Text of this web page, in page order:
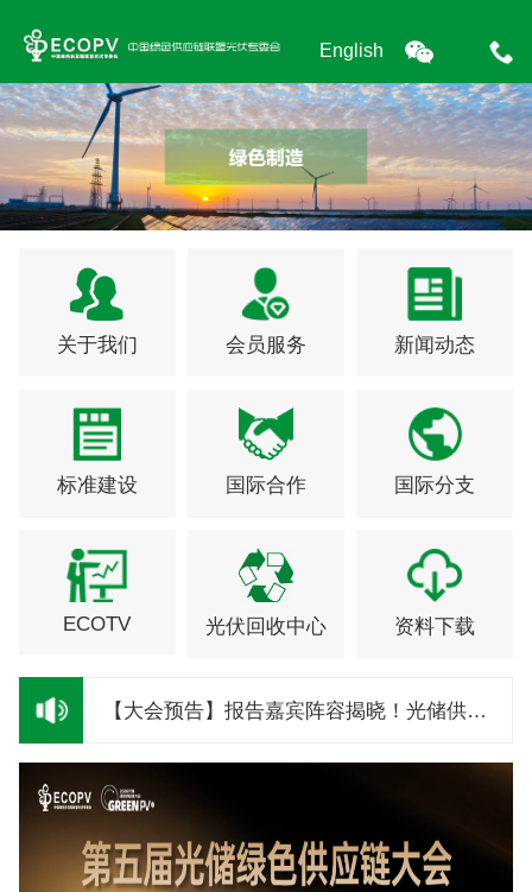
English
关于我们 会员服务 新闻动态
标准建设 国际合作 国际分支
ECOTV 光伏回收中心 资料下载
【大会预告】报告嘉宾阵容揭晓！光储供应链大会精彩抢先看